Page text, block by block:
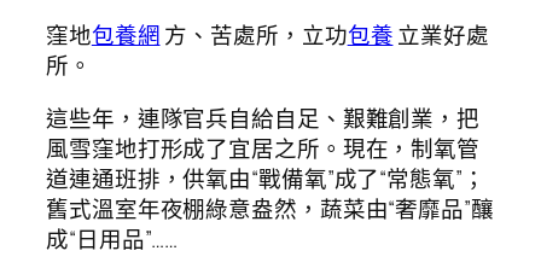
窪地包養網方、苦處所，立功包養立業好處
所。
這些年，連隊官兵自給自足、艱難創業，把
風雪窪地打形成了宜居之所。現在，制氧管
道連通班排，供氧由“戰備氧”成了“常態氧”；
舊式溫室年夜棚綠意盎然，蔬菜由“奢靡品”釀
成“日用品”……